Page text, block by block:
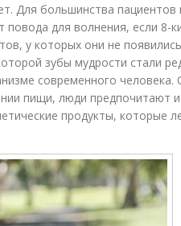
Для большинства пациентов
для волнения, если 8-
у которых они не
зубы мудрости стали
современного человека.
пищи, люди предпочитают
продукты, которые